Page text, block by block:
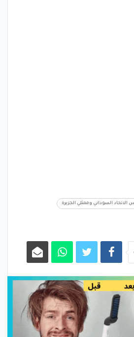
الاتحاد السوداني وممثلي الجزيرة